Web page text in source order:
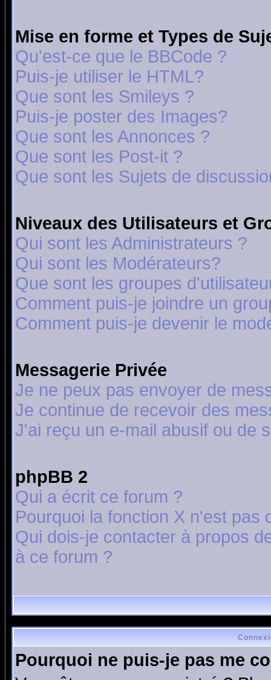
Mise en forme et Types de
Qu'est-ce que le BBCode ?
Puis-je utiliser le HTML?
Que sont les Smileys ?
Puis-je poster des Images?
Que sont les Annonces ?
Que sont les Post-it ?
Que sont les Sujets de
Niveaux des Utilisateurs et
Qui sont les Administrateurs ?
Qui sont les Modérateurs?
Que sont les groupes
Comment puis-je joindre un
Comment puis-je devenir le
Messagerie Privée
Je ne peux pas envoyer de
Je continue de recevoir des
J'ai reçu un e-mail abusif ou de
phpBB 2
Qui a écrit ce forum ?
Pourquoi la fonction X n'est pas
Qui dois-je contacter à propos
à ce forum ?
Pourquoi ne puis-je pas me